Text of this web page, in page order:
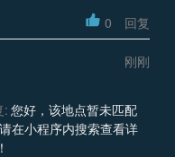
0 回复
刚刚
: 您好，该地点暂未匹配
在小程序内搜索查看详